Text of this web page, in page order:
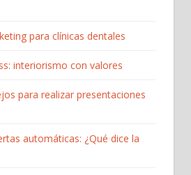
para clínicas dentales
interiorismo con valores
para realizar presentaciones
automáticas: ¿Qué dice la